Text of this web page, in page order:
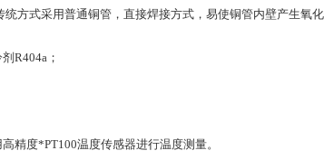
统方式采用普通铜管，直接焊接方式，易使铜管内壁产生氧
R404a；
精度*PT100温度传感器进行温度测量。